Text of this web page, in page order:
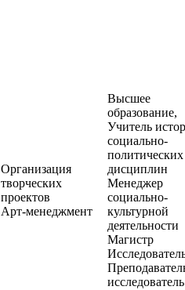
Организация
творческих
проектов
Арт-менеджмент
Высшее
образование,
Учитель
социально-
политических
дисциплин
Менеджер
социально-
культурной
деятельности
Магистр
исследователь